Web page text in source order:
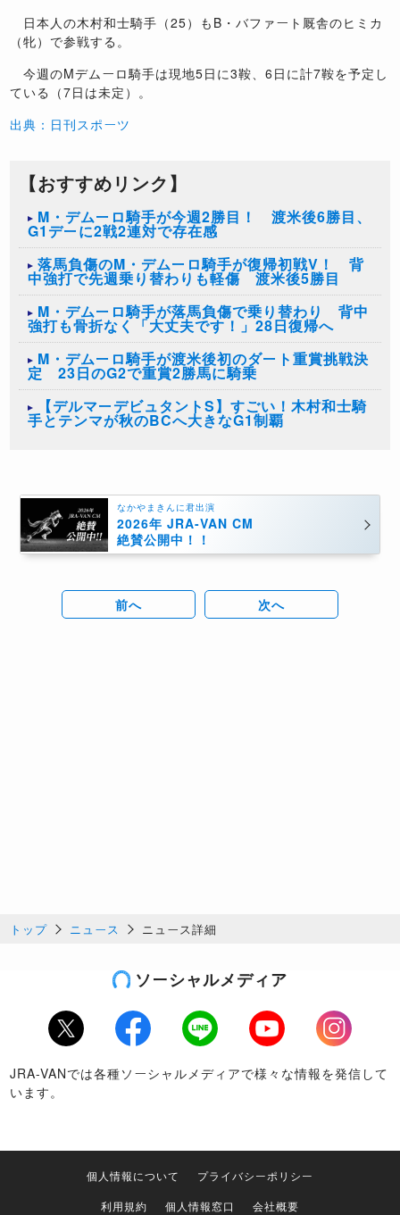
日本人の木村和士騎手（25）もB・バファート厩舎のヒミカ
（牝）で参戦する。
今週のMデムーロ騎手は現地5日に3鞍、6日に計7鞍を予定し
ている（7日は未定）。
出典：日刊スポーツ
【おすすめリンク】
M・デムーロ騎手が今週2勝目！ 渡米後6勝目、
G1デーに2戦2連対で存在感
落馬負傷のM・デムーロ騎手が復帰初戦V！ 背
中強打で先週乗り替わりも軽傷 渡米後5勝目
M・デムーロ騎手が落馬負傷で乗り替わり 背中
強打も骨折なく「大丈夫です！」28日復帰へ
M・デムーロ騎手が渡米後初のダート重賞挑戦決
定 23日のG2で重賞2勝馬に騎乗
【デルマーデビュタントS】すごい！木村和士騎
手とテンマが秋のBCへ大きなG1制覇
なかやまきんに君出演
2026年 JRA-VAN CM
絶賛公開中！！
前へ 次へ
トップ ニュース ニュース詳細
ソーシャルメディア
Twitter Facebook LINE Youtube
Instagram
JRA-VANでは各種ソーシャルメディアで様々な情報を発信して
います。
個人情報について
プライバシーポリシー
利用規約
個人情報窓口 会社概要